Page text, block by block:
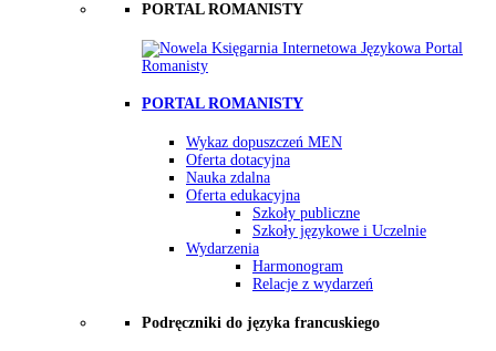
PORTAL ROMANISTY
PORTAL ROMANISTY
Wykaz dopuszczeń MEN
Oferta dotacyjna
Nauka zdalna
Oferta edukacyjna
Szkoły publiczne
Szkoły językowe i Uczelnie
Wydarzenia
Harmonogram
Relacje z wydarzeń
Podręczniki do języka francuskiego